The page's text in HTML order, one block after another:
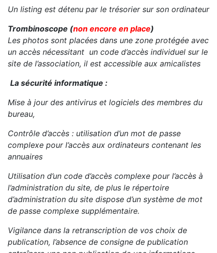
Un listing est détenu par le trésorier sur son ordinateur
Trombinoscope (non encore en place)
Les photos sont placées dans une zone protégée avec
un accès nécessitant un code d’accès individuel sur le
site de l’association, il est accessible aux amicalistes
La sécurité informatique :
Mise à jour des antivirus et logiciels des membres du
bureau,
Contrôle d’accès : utilisation d’un mot de passe
complexe pour l’accès aux ordinateurs contenant les
annuaires
Utilisation d’un code d’accès complexe pour l’accès à
l’administration du site, de plus le répertoire
d’administration du site dispose d’un système de mot
de passe complexe supplémentaire.
Vigilance dans la retranscription de vos choix de
publication, l’absence de consigne de publication